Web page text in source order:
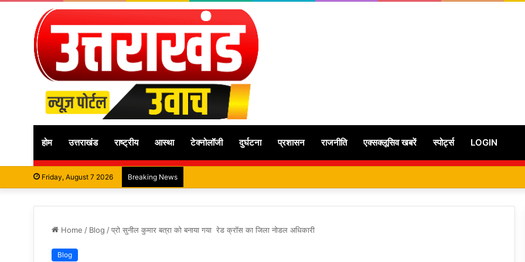
होम उत्तराखंड राष्ट्रीय आस्था टेक्नोलॉजी दुर्घटना प्रशासन राजनीति एक्सक्लूसिव खबरें स्पोर्ट्स LOGIN
Friday, August 7 2026 Breaking News
Home / Blog /प्रो सुनील कुमार बत्रा को बनाया गया रेड क्रॉस का जिला नोडल अधिकारी
Blog